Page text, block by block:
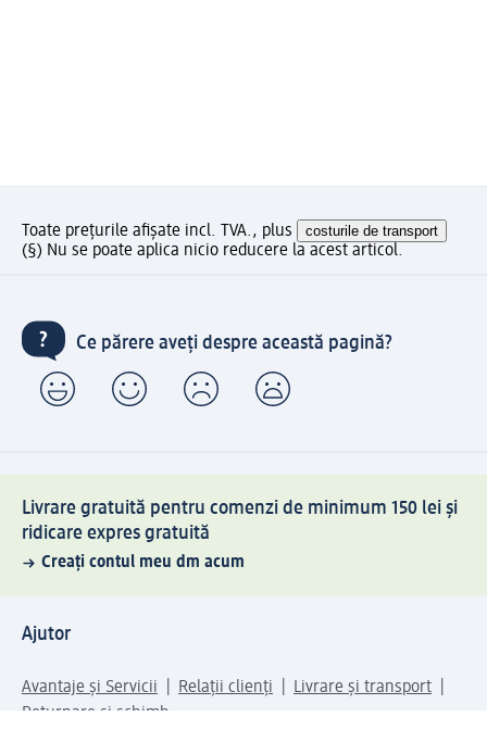
Toate prețurile afișate incl. TVA., plus costurile de transport
(§) Nu se poate aplica nicio reducere la acest articol.
Ce părere aveți despre această pagină?
Livrare gratuită pentru comenzi de minimum 150 lei și
ridicare expres gratuită
Creați contul meu dm acum
Ajutor
Avantaje și Servicii Relații clienți
Livrare și transport
Returnare și schimb